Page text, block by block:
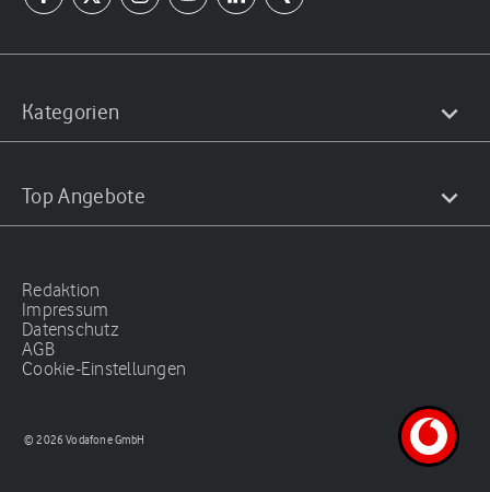
Kategorien
Top Angebote
Redaktion
Impressum
Datenschutz
AGB
Cookie-Einstellungen
© 2026 Vodafone GmbH